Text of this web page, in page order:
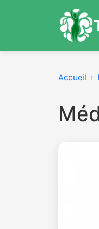
Accueil